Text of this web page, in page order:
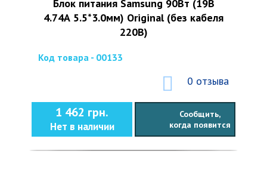
Блок питания Samsung 90Вт (19В
4.74А 5.5*3.0мм) Original (без кабеля
220В)
Код товара - 00133
0 отзыва
1 462 грн.
Нет в наличии
Сообщить,
когда появится